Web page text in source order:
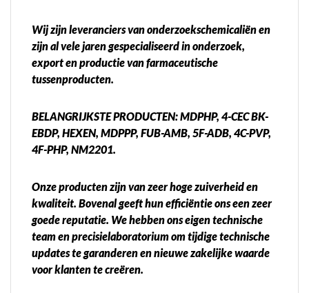
Wij zijn leveranciers van onderzoekschemicaliën en
zijn al vele jaren gespecialiseerd in onderzoek,
export en productie van farmaceutische
tussenproducten.
BELANGRIJKSTE PRODUCTEN: MDPHP, 4-CEC BK-
EBDP, HEXEN, MDPPP, FUB-AMB, 5F-ADB, 4C-PVP,
4F-PHP, NM2201.
Onze producten zijn van zeer hoge zuiverheid en
kwaliteit. Bovenal geeft hun efficiëntie ons een zeer
goede reputatie. We hebben ons eigen technische
team en precisielaboratorium om tijdige technische
updates te garanderen en nieuwe zakelijke waarde
voor klanten te creëren.